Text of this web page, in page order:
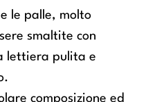
le palle, molto
smaltite con
lettiera pulita e
composizione ed